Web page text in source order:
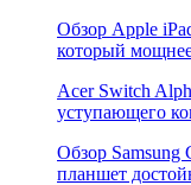
Обзор Apple
который
Acer Switch
уступающего
Обзор
планшет